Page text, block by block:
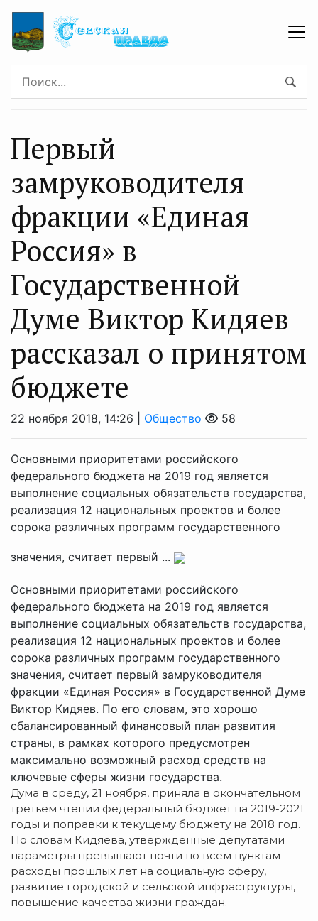
Первый
замруководителя
фракции «Единая
Россия» в
Государственной
Думе Виктор Кидяев
рассказал о принятом
бюджете
22 ноября 2018, 14:26 | Общество 58
Основными приоритетами российского
федерального бюджета на 2019 год является
выполнение социальных обязательств государства,
реализация 12 национальных проектов и более
сорока различных программ государственного
значения, считает первый ...
Основными приоритетами российского
федерального бюджета на 2019 год является
выполнение социальных обязательств государства,
реализация 12 национальных проектов и более
сорока различных программ государственного
значения, считает первый замруководителя
фракции «Единая Россия» в Государственной Думе
Виктор Кидяев. По его словам, это хорошо
сбалансированный финансовый план развития
страны, в рамках которого предусмотрен
максимально возможный расход средств на
ключевые сферы жизни государства.
Дума в среду, 21 ноября, приняла в окончательном
третьем чтении федеральный бюджет на 2019-2021
годы и поправки к текущему бюджету на 2018 год.
По словам Кидяева, утвержденные депутатами
параметры превышают почти по всем пунктам
расходы прошлых лет на социальную сферу,
развитие городской и сельской инфраструктуры,
повышение качества жизни граждан.